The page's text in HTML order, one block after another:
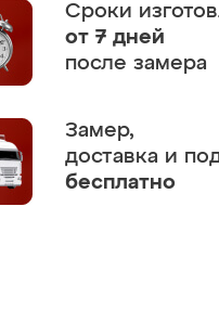
Сроки
от 7 дней
после замера
Замер,
доставка и
бесплатно